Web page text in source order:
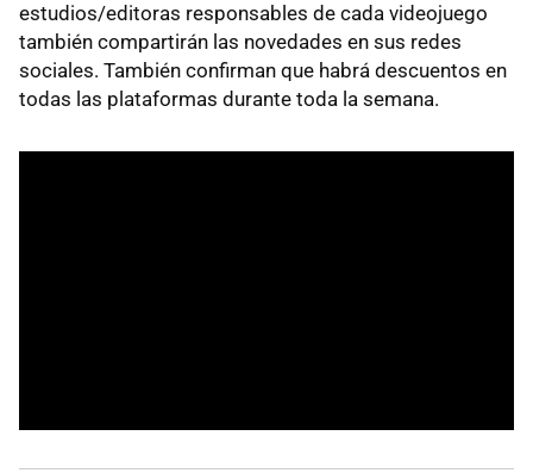
estudios/editoras responsables de cada videojuego
también compartirán las novedades en sus redes
sociales. También confirman que habrá descuentos en
todas las plataformas durante toda la semana.